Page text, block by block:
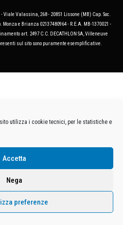
utilizza i cookie tecnici, per le statistiche e
Accetta
Nega
preferenze
Viale Valassina, 268 - 20851 Lissone (MB) Cap. Soc.
Monza e Brianza 02137480964 - R.E.A. MB-1370021 -
art. 2497 C.C. DECATHLON SA, Villeneuve
sul sito sono puramente esemplificative.